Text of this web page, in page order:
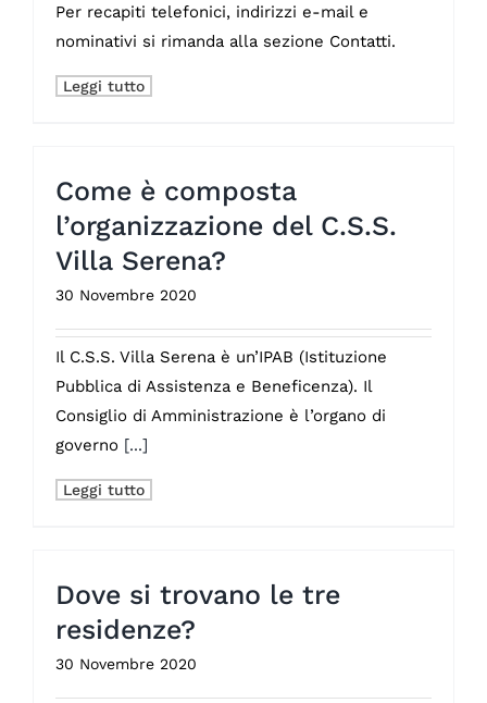
Per recapiti telefonici, indirizzi e-mail e
nominativi si rimanda alla sezione Contatti.
Leggi tutto
Come è composta
l’organizzazione del C.S.S.
Villa Serena?
30 Novembre 2020
Il C.S.S. Villa Serena è un’IPAB (Istituzione
Pubblica di Assistenza e Beneficenza). Il
Consiglio di Amministrazione è l’organo di
governo [...]
Leggi tutto
Dove si trovano le tre
residenze?
30 Novembre 2020